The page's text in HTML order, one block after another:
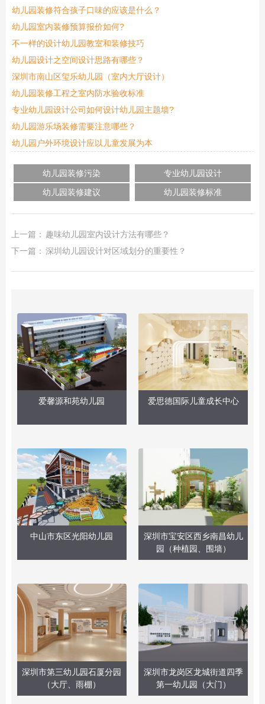
幼儿园装修符合孩子口味的应该是什么？
幼儿园室内装修预算报价如何?
不一样的设计幼儿园教室和装修技巧
幼儿园设计之空间设计思路有哪些？
深圳市南山区玺乐幼儿园（室内大厅设计）
幼儿园装修工程之室内防水验收标准
专业幼儿园设计公司如何设计幼儿园主题墙?
幼儿园游乐场装修需要注意哪些？
幼儿园户外环境设计应以儿童发展为本
幼儿园装修污染
专业幼儿园设计
幼儿园装修建议
幼儿园装修标准
上一篇： 趣味幼儿园室内设计方法有哪些？
下一篇： 深圳幼儿园设计对区域划分的重要性？
爱馨源和苑幼儿园 爱思德国际儿童成长中心
中山市东区光阳幼儿园
深圳市宝安区西乡南昌幼儿
园（种植园、围墙）
深圳市第三幼儿园石厦分园
（大厅、雨棚）
深圳市龙岗区龙城街道四季
第一幼儿园（大门）